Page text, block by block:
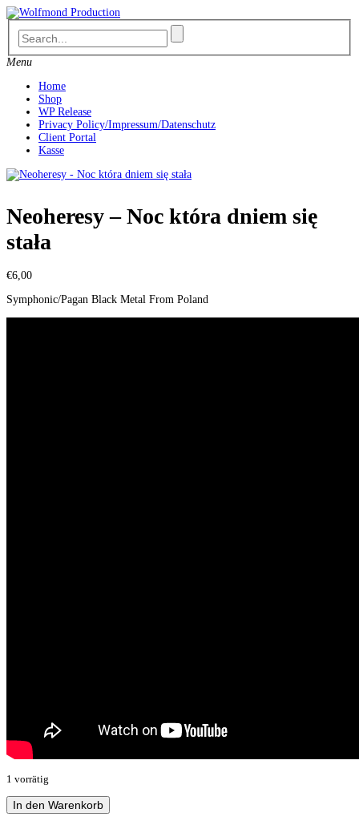
Skip
to
content
Menu
Home
Shop
WP Release
Privacy Policy/Impressum/Datenschutz
Client Portal
Kasse
Neoheresy – Noc która dniem się
stała
€6,00
Symphonic/Pagan Black Metal From Poland
1 vorrätig
Neoheresy
-
In den Warenkorb